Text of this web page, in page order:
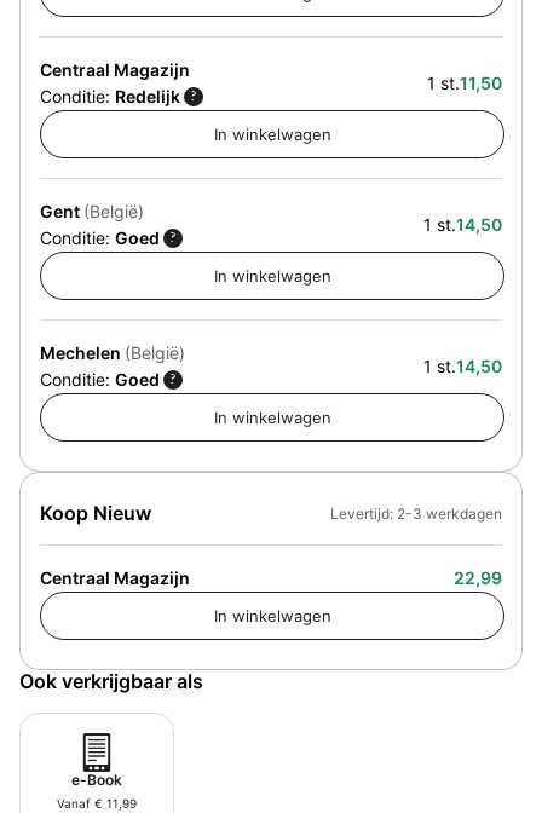
Centraal Magazijn
Conditie: Redelijk ?
1 st.11,50
Gent (België)
Conditie: Goed ?
1 st.14,50
Mechelen (België)
Conditie: Goed ?
1 st.14,50
Koop Nieuw
Centraal Magazijn 22,99
Levertijd: 2-3 werkdagen
Ook verkrijgbaar als
e-Book
Vanaf € 11,99